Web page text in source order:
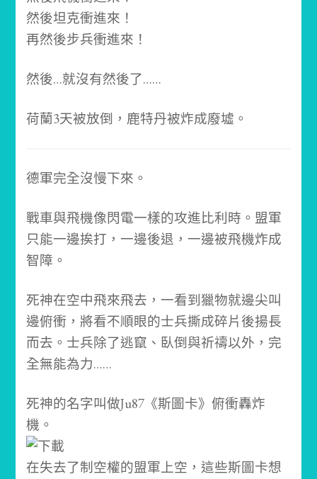
然後坦克衝進來！
再然後步兵衝進來！
然後…就沒有然後了……
荷蘭3天被放倒，鹿特丹被炸成廢墟。
德軍完全沒慢下來。
戰車與飛機像閃電一樣的攻進比利時。盟軍
只能一邊挨打，一邊後退，一邊被飛機炸成
智障。
死神在空中飛來飛去，一看到獵物就邊尖叫
邊俯衝，將看不順眼的士兵撕成碎片後揚長
而去。 士兵除了逃竄、臥倒與祈禱以外，完
全無能為力……
死神的名字叫做Ju87《斯圖卡》俯衝轟炸
機。
在失去了制空權的盟軍上空，這些斯圖卡想